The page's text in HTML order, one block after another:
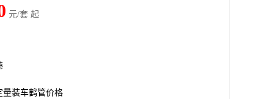
元/套 起
量装车鹤管价格